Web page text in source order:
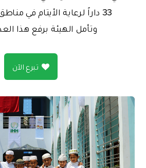
33 داراً لرعاية الأيتام في
وتأمل الهيئة برفع هذا العدد إلى 36
تبرع الآن